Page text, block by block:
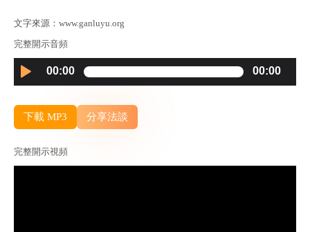
文字來源：www.ganluyu.org
完整開示音頻
Audio
Player
00:00 00:00
下載 MP3 分享法談
完整開示視頻